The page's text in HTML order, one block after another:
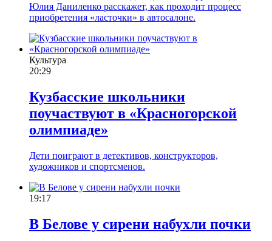
Юлия Даниленко расскажет, как проходит процесс
приобретения «ласточки» в автосалоне.
Культура
20:29
Кузбасские школьники
поучаствуют в «Красногорской
олимпиаде»
Дети поиграют в детективов, конструкторов,
художников и спортсменов.
19:17
В Белове у сирени набухли почки